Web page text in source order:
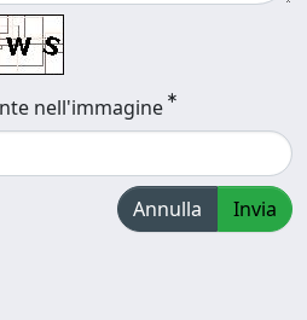
nell'immagine
Annulla Invia